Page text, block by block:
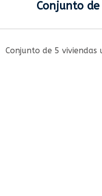
Conjunto
Conjunto de 5